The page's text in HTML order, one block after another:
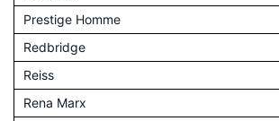
Prestige Homme
Redbridge
Reiss
Rena Marx